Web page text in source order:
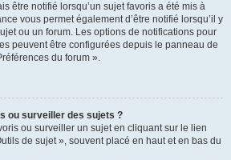
être notifié lorsqu’un sujet favoris a été mis à
vous permet également d’être notifié lorsqu’il y
ou un forum. Les options de notifications pour
peuvent être configurées depuis le panneau de
du forum ».
ou surveiller des sujets ?
ou surveiller un sujet en cliquant sur le lien
de sujet », souvent placé en haut et en bas du